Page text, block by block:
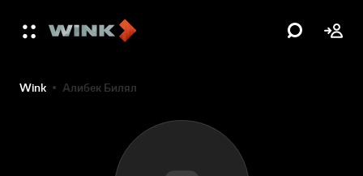
Wink Алибек Билял